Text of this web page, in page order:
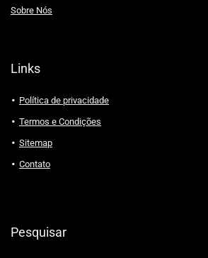
Sobre Nós
Links
Política de privacidade
Termos e Condições
Sitemap
Contato
Pesquisar